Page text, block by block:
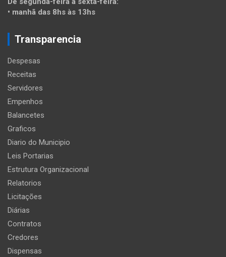
• manhã das 8hs às 13hs
Transparencia
Despesas
Receitas
Servidores
Empenhos
Balancetes
Graficos
Diario do Municipio
Leis Portarias
Estrutura Organizacional
Relatorios
Licitações
Diárias
Contratos
Credores
Dispensas